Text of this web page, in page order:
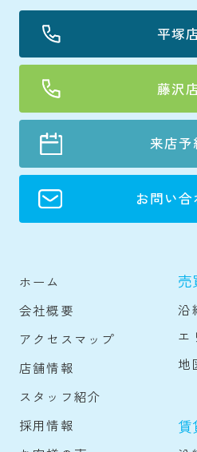
平塚
藤沢
来店予
お問い合
ホーム
会社概要
アクセスマップ
店舗情報
スタッフ紹介
採用情報
売
沿
エ
地
賃